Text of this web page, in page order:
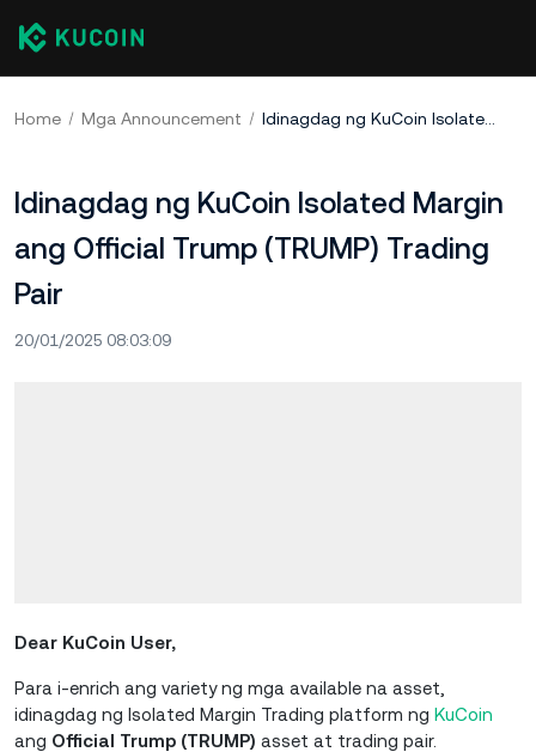
Home Mga Announcement Idinagdag ng KuCoin Isolated Margin ang Official Trump (TRUMP) Trading Pair
Idinagdag ng KuCoin Isolated Margin
ang Official Trump (TRUMP) Trading
Pair
20/01/2025 08:03:09
Dear KuCoin User,
Para i-enrich ang variety ng mga available na asset,
idinagdag ng Isolated Margin Trading platform ng KuCoin
ang Official Trump (TRUMP) asset at trading pair.